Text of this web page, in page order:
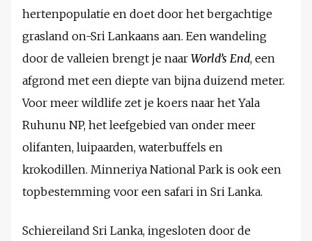
hertenpopulatie en doet door het bergachtige
grasland on-Sri Lankaans aan. Een wandeling
door de valleien brengt je naar World’s End, een
afgrond met een diepte van bijna duizend meter.
Voor meer wildlife zet je koers naar het Yala
Ruhunu NP, het leefgebied van onder meer
olifanten, luipaarden, waterbuffels en
krokodillen. Minneriya National Park is ook een
topbestemming voor een safari in Sri Lanka.
Schiereiland Sri Lanka, ingesloten door de